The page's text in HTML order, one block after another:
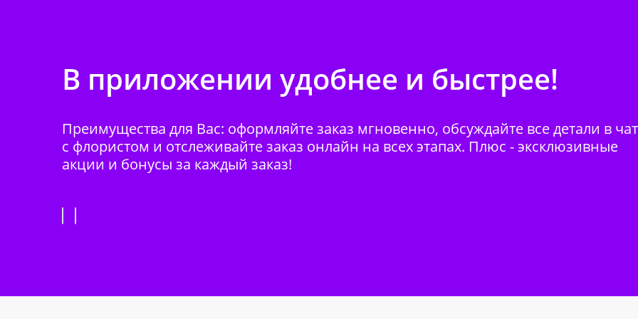
В приложении удобнее и быстрее!
Преимущества для Вас: оформляйте заказ мгновенно, обсуждайте все детали в
с флористом и отслеживайте заказ онлайн на всех этапах. Плюс - эксклюзивные
акции и бонусы за каждый заказ!